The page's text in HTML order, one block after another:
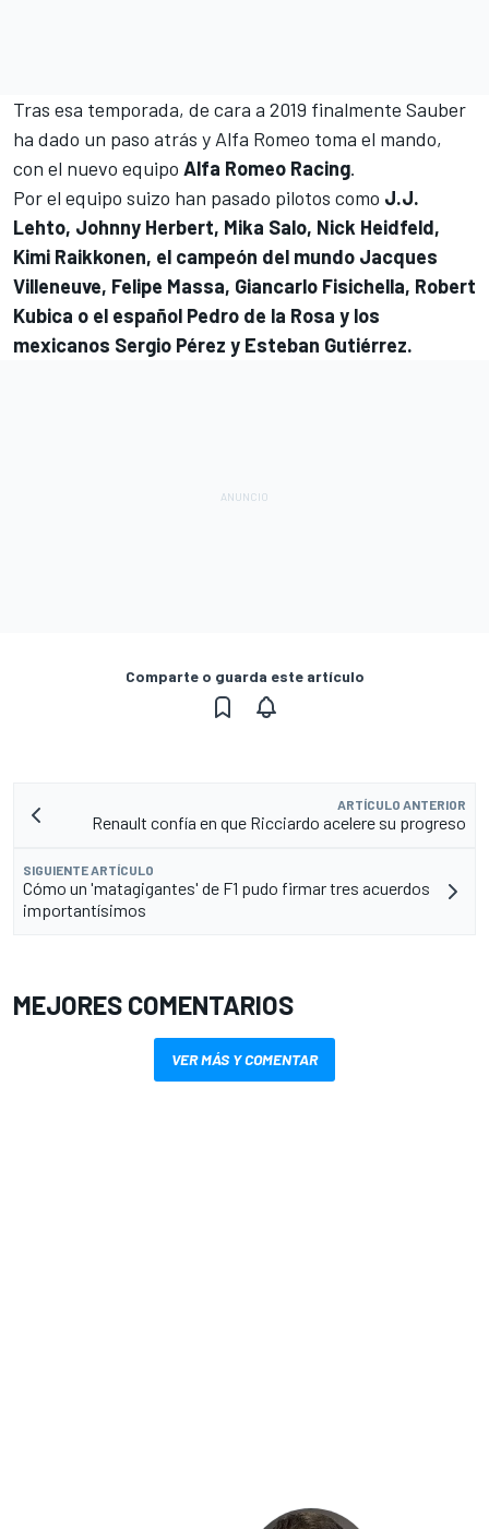
Tras esa temporada, de cara a 2019 finalmente Sauber
ha dado un paso atrás y Alfa Romeo toma el mando,
con el nuevo equipo Alfa Romeo Racing.
Por el equipo suizo han pasado pilotos como J.J.
Lehto, Johnny Herbert, Mika Salo, Nick Heidfeld,
Kimi Raikkonen, el campeón del mundo Jacques
Villeneuve, Felipe Massa, Giancarlo Fisichella, Robert
Kubica o el español Pedro de la Rosa y los
mexicanos Sergio Pérez y Esteban Gutiérrez.
Comparte o guarda este artículo
ARTÍCULO ANTERIOR
Renault confía en que Ricciardo acelere su progreso
SIGUIENTE ARTÍCULO
Cómo un 'matagigantes' de F1 pudo firmar tres acuerdos
importantísimos
MEJORES COMENTARIOS
VER MÁS Y COMENTAR